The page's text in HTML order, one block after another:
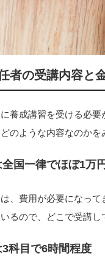
者の受講内容と
養成講習を受ける必
のような内容なのかを
国一律でほぼ1万円
、費用が必要になっ
るので、どこで受講し
科目で6時間程度